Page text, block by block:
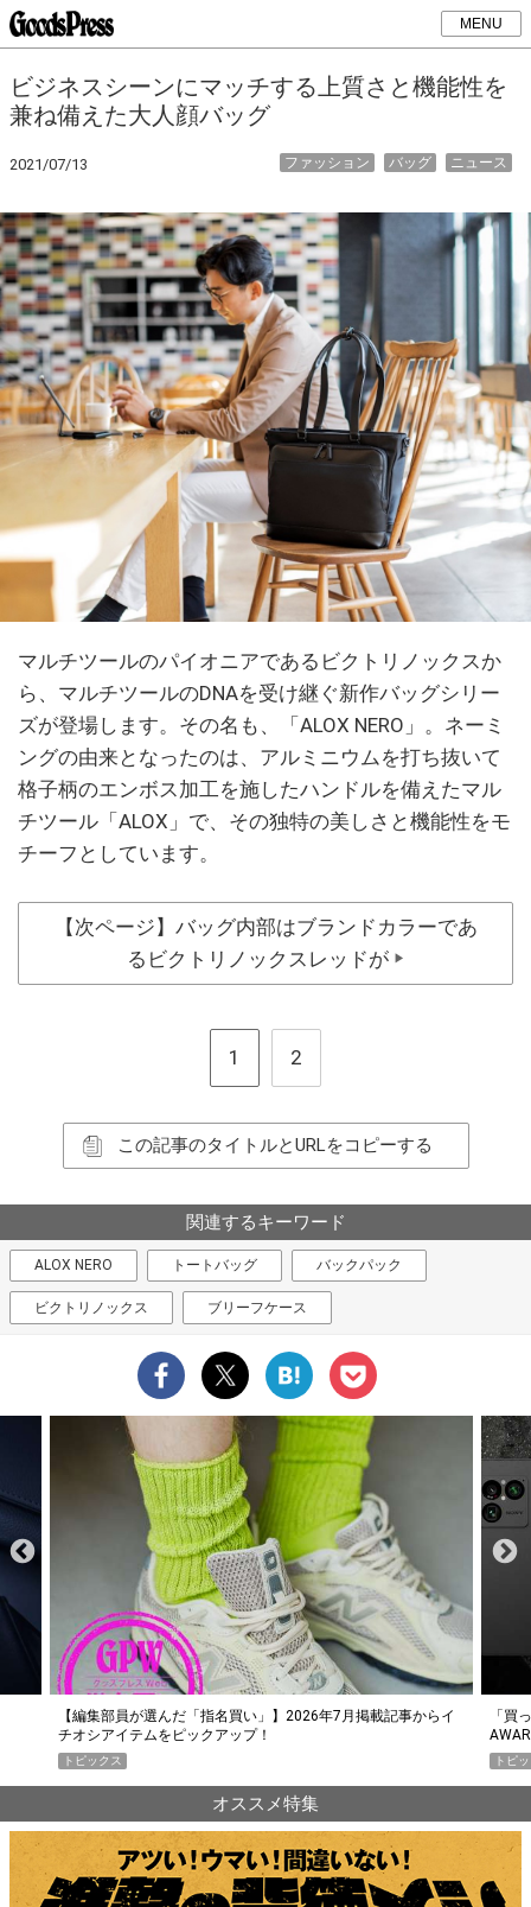
MENU
​​ビジネスシーンにマッチする上質さと機能性を
兼ね備えた大人顔バッグ
2021/07/13 ニュース
バッグ
ファッション
マルチツールのパイオニアであるビクトリノックスか
ら、マルチツールのDNAを受け継ぐ新作バッグシリー
ズが登場します。その名も、「ALOX NERO」。ネーミ
ングの由来となったのは、アルミニウムを打ち抜いて
格子柄のエンボス加工を施したハンドルを備えたマル
チツール「ALOX」で、その独特の美しさと機能性をモ
チーフとしています。
【次ページ】バッグ内部はブランドカラーであ
るビクトリノックスレッドが ▶
1 2
この記事のタイトルとURLをコピーする
関連するキーワード
ALOX NERO トートバッグ バックパック
ビクトリノックス ブリーフケース
「買って損なし」の極上スマホ5選【GoodsPress 2026上半期
AWARD】
トピックス
薄着
PR
オススメ特集